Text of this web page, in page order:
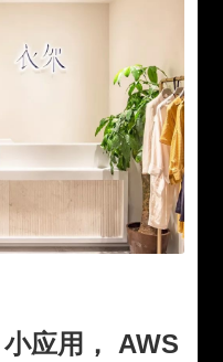
应用， AWS